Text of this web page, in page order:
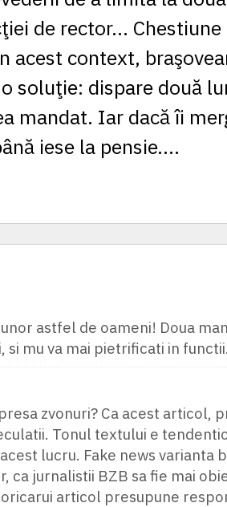
de rector… Chestiune
acest context,
soluţie: dispare două
mandat. Iar dacă îi
iese la pensie....
astfel de oameni! Doua
si mu va mai pietrificati in
zvonuri? Ca acest articol,
Tonul textului e
lucru. Fake news varianta
ca jurnalistii BZB sa fie mai
articol presupune